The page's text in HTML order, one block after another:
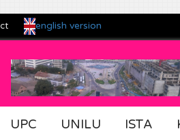
english version
UPC UNILU ISTA